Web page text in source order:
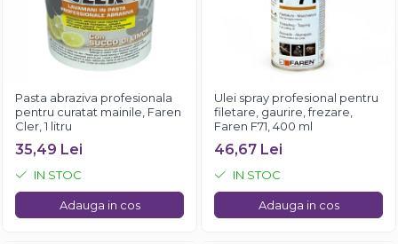
Pasta abraziva profesionala
pentru curatat mainile, Faren
Cler, 1 litru
35,49 Lei
IN STOC
Adauga in cos
Ulei spray profesional pentru
filetare, gaurire, frezare,
Faren F71, 400 ml
46,67 Lei
IN STOC
Adauga in cos